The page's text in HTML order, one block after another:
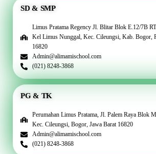
SD & SMP
Limus Pratama Regency Jl. Blitar Blok E.12/7B
Kel Limus Nunggal, Kec. Cileungsi, Kab. Bogor,
16820
Admin@alimamischool.com
(021) 8248-3868
PG & TK
Perumahan Limus Pratama, Jl. Palem Raya Blok
Kec. Cileungsi, Bogor, Jawa Barat 16820
Admin@alimamischool.com
(021) 8248-3868